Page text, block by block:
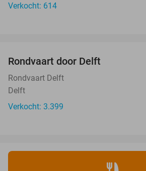
Verkocht: 614
Rondvaart door Delft
Rondvaart Delft
Delft
Verkocht: 3.399